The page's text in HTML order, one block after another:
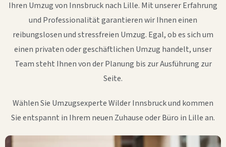
Ihren Umzug von Innsbruck nach Lille. Mit unserer Erfahrung
und Professionalität garantieren wir Ihnen einen
reibungslosen und stressfreien Umzug. Egal, ob es sich um
einen privaten oder geschäftlichen Umzug handelt, unser
Team steht Ihnen von der Planung bis zur Ausführung zur
Seite.
Wählen Sie Umzugsexperte Wilder Innsbruck und kommen
Sie entspannt in Ihrem neuen Zuhause oder Büro in Lille an.